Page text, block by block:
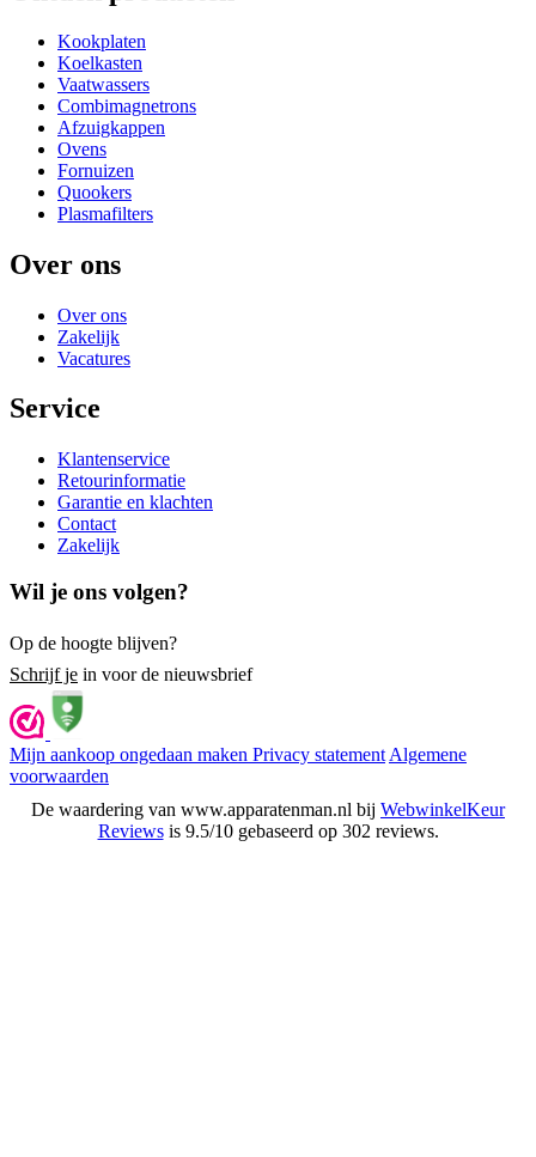
Kookplaten
Koelkasten
Vaatwassers
Combimagnetrons
Afzuigkappen
Ovens
Fornuizen
Quookers
Plasmafilters
Over ons
Over ons
Zakelijk
Vacatures
Service
Klantenservice
Retourinformatie
Garantie en klachten
Contact
Zakelijk
Wil je ons volgen?
Op de hoogte blijven?
Schrijf je in voor de nieuwsbrief
Mijn aankoop ongedaan maken Privacy statement Algemene
voorwaarden
De waardering van www.apparatenman.nl bij WebwinkelKeur
Reviewsis 9.5/10 gebaseerd op 302 reviews.